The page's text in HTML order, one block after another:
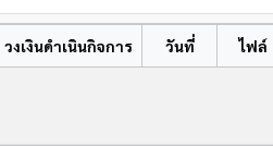
วงเงินดำเนินกิจการ วันที่ ไฟล์